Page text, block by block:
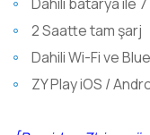
2 Saatte tam şarj
Dahili Wi-Fi ve
ZY Play iOS /